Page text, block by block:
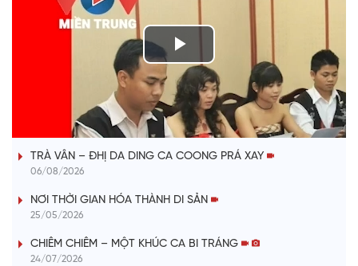
P
l
a
V
i
VÀI PHÚT DÀNH CHO QUẢNG BÁ
TRÀ VÂN – ĐHỊ DA DING CA COONG PRÁ XAY
06/08/2026
NƠI THỜI GIAN HÓA THÀNH DI SẢN
25/05/2026
CHIÊM CHIÊM – MỘT KHÚC CA BI TRÁNG
24/07/2026